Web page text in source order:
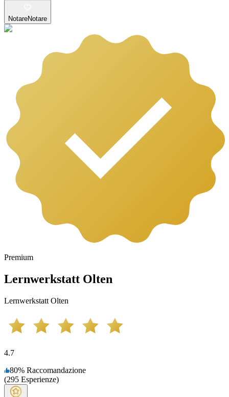
NotareNotare
Premium
Lernwerkstatt Olten
Lernwerkstatt Olten
4.7
80% Raccomandazione
(295 Esperienze)